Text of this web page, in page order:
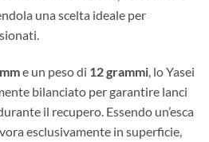
una scelta ideale per
e un peso di 12 grammi , lo Yasei
bilanciato per garantire lanci
il recupero. Essendo un’esca
esclusivamente in superficie,